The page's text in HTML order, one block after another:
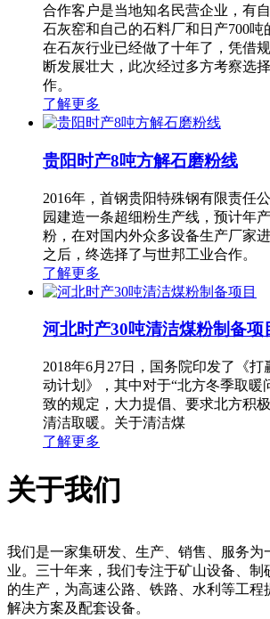
合作客户是当地知名民营企业，有
石灰窑和自己的石料厂和日产700吨
在石灰行业已经做了十年了，凭借
断发展壮大，此次经过多方考察选
作。
了解更多
贵阳时产8吨方解石磨粉线
2016年，首钢贵阳特殊钢有限责任
园建造一条超细粉生产线，预计年
粉，在对国内外众多设备生产厂家
之后，终选择了与世邦工业合作。
了解更多
河北时产30吨清洁煤粉制备项
2018年6月27日，国务院印发了《
动计划》，其中对于“北方冬季取暖
致的规定，大力提倡、要求北方积
清洁取暖。关于清洁煤
了解更多
关于我们
我们是一家集研发、生产、销售、服务为
业。三十年来，我们专注于矿山设备、制
的生产，为高速公路、铁路、水利等工程
解决方案及配套设备。